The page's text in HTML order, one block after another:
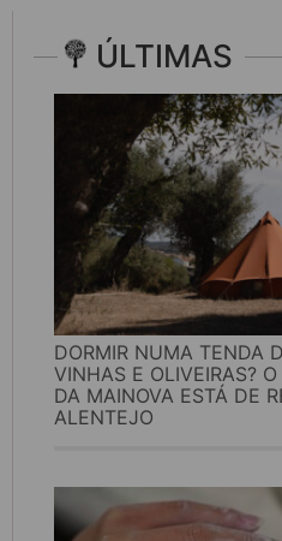
ÚLTIMAS
DORMIR NUMA TENDA
VINHAS E OLIVEIRAS?
DA MAINOVA ESTÁ DE
ALENTEJO